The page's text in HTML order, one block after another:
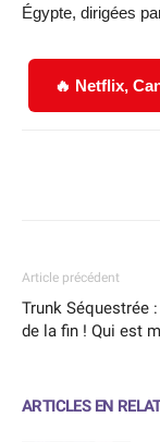
Égypte, dirigées
🔥 Netflix,
Article précédent
Trunk Séquestrée
de la fin ! Qui est
ARTICLES EN